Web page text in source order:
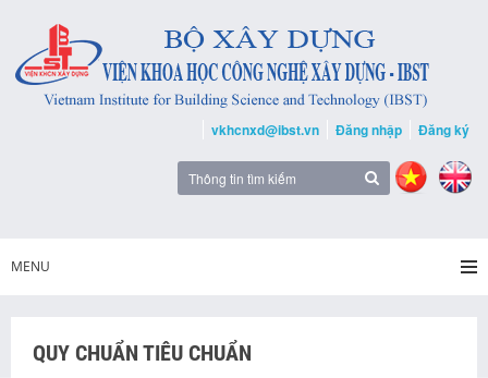
vkhcnxd@ibst.vn Đăng nhập Đăng ký
MENU
QUY CHUẨN TIÊU CHUẨN